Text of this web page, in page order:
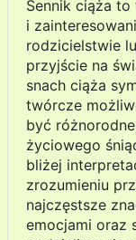
Sennik ciąża
i
rodzicielstwie
przyjście na
snach ciąża
twórcze
być
życiowego
bliżej
zrozumieniu
najczęstsze
emocjami oraz